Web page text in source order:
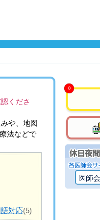
くださ
や、地図
法などで
対応(5)